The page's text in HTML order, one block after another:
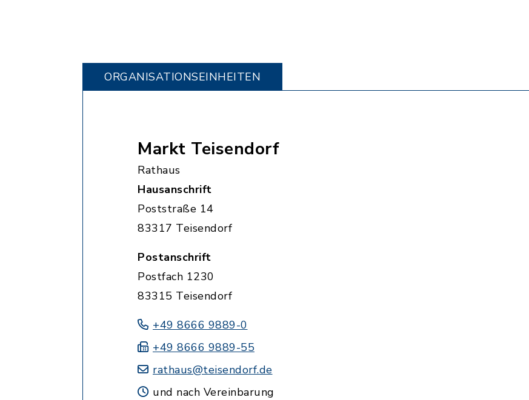
ORGANISATIONS­EINHEITEN
Markt Teisendorf
Rathaus
Hausanschrift
Poststraße 14
83317 Teisendorf
Postanschrift
Postfach 1230
83315 Teisendorf
+49 8666 9889-0
+49 8666 9889-55
rathaus@teisendorf.de
und nach Vereinbarung